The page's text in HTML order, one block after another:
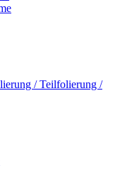
/ Teilfolierung /